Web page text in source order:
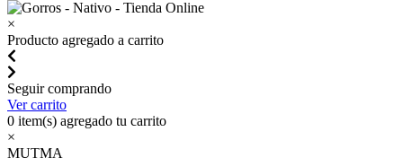
×
Producto agregado a carrito
Seguir comprando
Ver carrito
0 item(s) agregado tu carrito
×
MUTMA